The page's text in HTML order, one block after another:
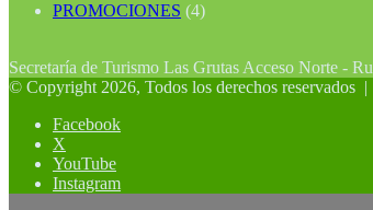
PROMOCIONES (4)
Secretaría de Turismo Las Grutas Acceso Norte -
© Copyright 2026, Todos los derechos reservados |
Facebook
X
YouTube
Instagram